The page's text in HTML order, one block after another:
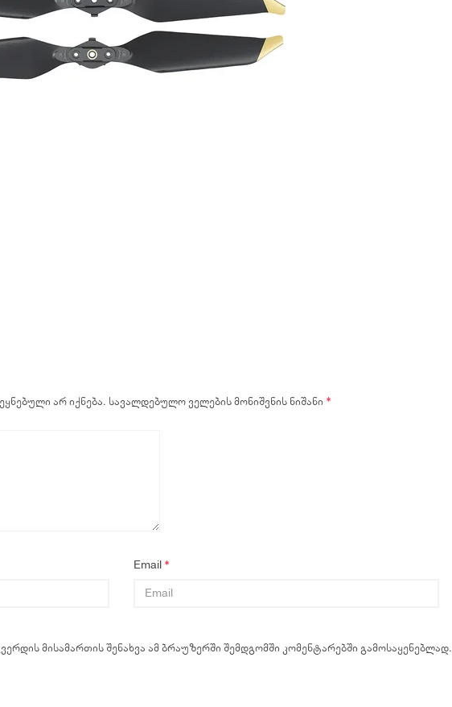
არ იქნება. სავალდებულო ველების მონიშვნის ნიშანი *
Email *
მისამართის შენახვა ამ ბრაუზერში შემდგომში კომენტარებში გამოსაყენებლად.